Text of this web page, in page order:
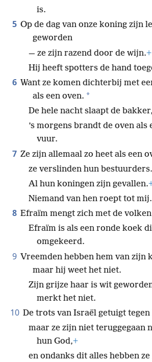
is.
5 Op de dag van onze koning zijn
geworden
— ze zijn razend door de wijn.+
Hij heeft spotters de hand
6 Want ze komen dichterbij met
als een oven. *
De hele nacht slaapt de bakker,
’s morgens brandt de oven als
vuur.
7 Ze zijn allemaal zo heet als een
ze verslinden hun bestuurders.
Al hun koningen zijn gevallen.
Niemand van hen roept tot mij.
8 Efraïm mengt zich met de
Efraïm is als een ronde koek
omgekeerd.
9 Vreemden hebben hem van zijn
maar hij weet het niet.
Zijn grijze haar is wit
merkt het niet.
10 De trots van Israël getuigt tegen
maar ze zijn niet teruggegaan
hun God,+
en ondanks dit alles hebben